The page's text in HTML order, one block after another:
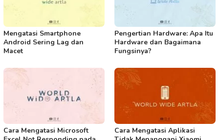
Mengatasi Smartphone
Android Sering Lag dan
Macet
Pengertian Hardware: Apa Itu
Hardware dan Bagaimana
Fungsinya?
Cara Mengatasi Microsoft
Cara Mengatasi Aplikasi